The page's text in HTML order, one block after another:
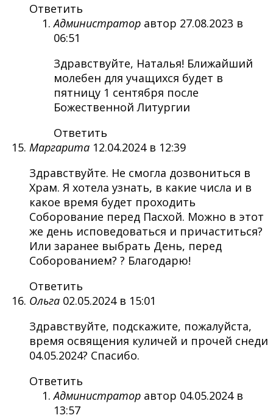
Ответить
Администратор автор 27.08.2023 в
06:51
Здравствуйте, Наталья! Ближайший
молебен для учащихся будет в
пятницу 1 сентября после
Божественной Литургии
Ответить
Маргарита 12.04.2024 в 12:39
Здравствуйте. Не смогла дозвониться в
Храм. Я хотела узнать, в какие числа и в
какое время будет проходить
Соборование перед Пасхой. Можно в этот
же день исповедоваться и причаститься?
Или заранее выбрать День, перед
Соборованием? ? Благодарю!
Ответить
Ольга 02.05.2024 в 15:01
Здравствуйте, подскажите, пожалуйста,
время освящения куличей и прочей снеди
04.05.2024? Спасибо.
Ответить
Администратор автор 04.05.2024 в
13:57